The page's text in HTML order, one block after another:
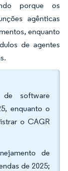
porque os
agênticas
enquanto
de agentes
de software
enquanto o
o CAGR
de
de 2025;